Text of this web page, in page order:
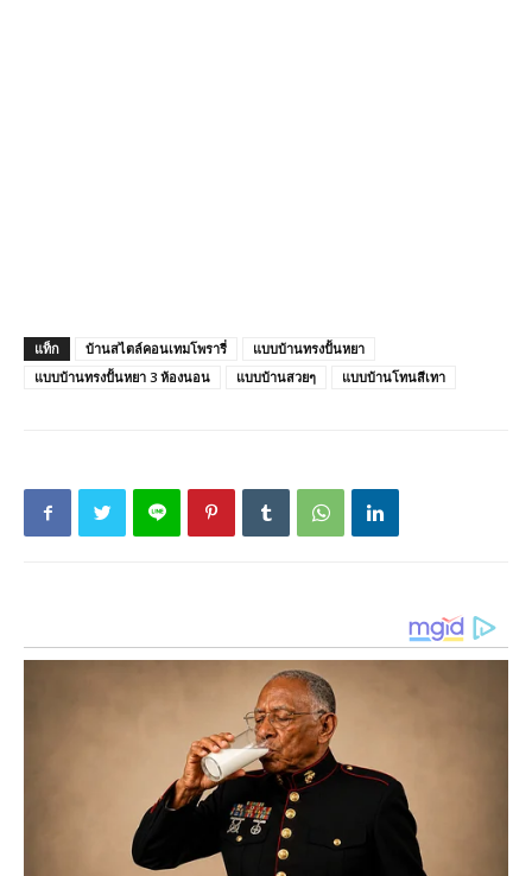
แท็ก บ้านสไตล์คอนเทมโพรารี่
แบบบ้านทรงปั้นหยา
แบบบ้านทรงปั้นหยา 3 ห้องนอน
แบบบ้านสวยๆ แบบบ้านโทนสีเทา